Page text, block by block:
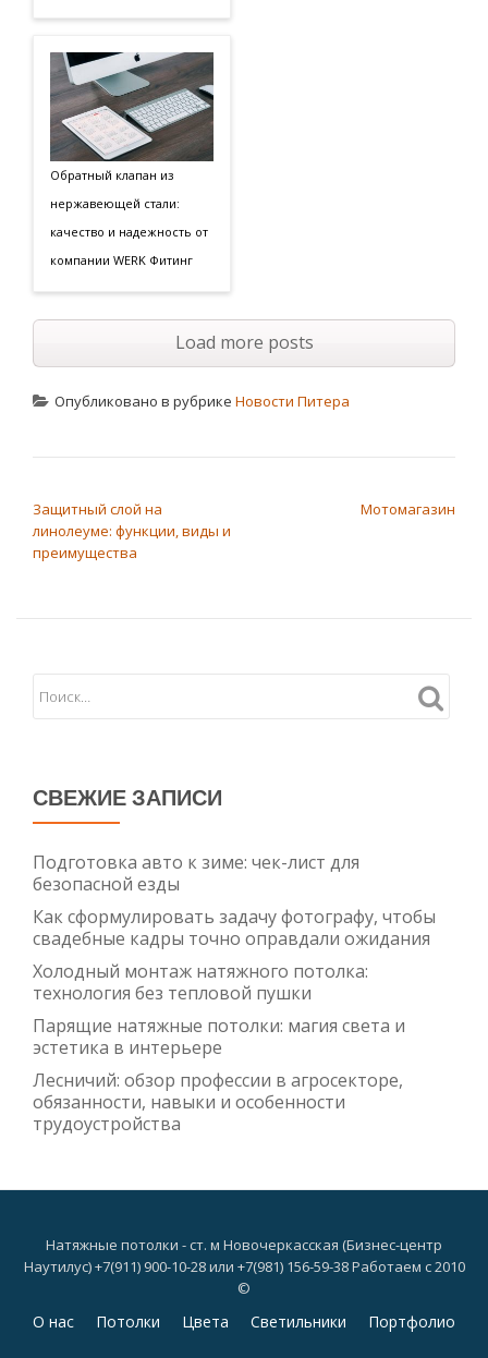
Обратный клапан из
нержавеющей стали:
качество и надежность от
компании WERK Фитинг
Load more posts
Опубликовано в рубрике Новости Питера
Защитный слой на
линолеуме: функции, виды и
преимущества
Мотомагазин
СВЕЖИЕ ЗАПИСИ
Подготовка авто к зиме: чек-лист для
безопасной езды
Как сформулировать задачу фотографу, чтобы
свадебные кадры точно оправдали ожидания
Холодный монтаж натяжного потолка:
технология без тепловой пушки
Парящие натяжные потолки: магия света и
эстетика в интерьере
Лесничий: обзор профессии в агросекторе,
обязанности, навыки и особенности
трудоустройства
Натяжные потолки - ст. м Новочеркасская (Бизнес-центр
Наутилус) +7(911) 900-10-28 или +7(981) 156-59-38 Работаем с 2010
©
Дополнительное
О нас Потолки Цвета Светильники Портфолио